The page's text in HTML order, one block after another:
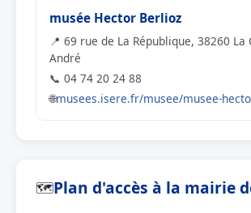
musée Hector Berlioz
📍 69 rue de La République, 38260 La
André
📞 04 74 20 24 88
🌐musees.isere.fr/musee/musee-
🗺Plan d'accès à la mairie